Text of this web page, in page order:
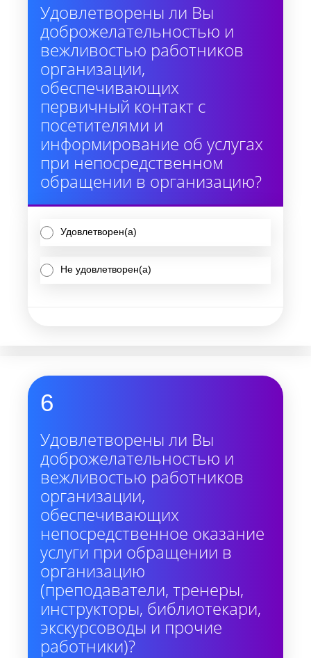
Удовлетворены ли Вы
доброжелательностью и
вежливостью работников
организации,
обеспечивающих
первичный контакт с
посетителями и
информирование об услугах
при непосредственном
обращении в организацию?
Удовлетворен(а)
Не удовлетворен(а)
6
Удовлетворены ли Вы
доброжелательностью и
вежливостью работников
организации,
обеспечивающих
непосредственное оказание
услуги при обращении в
организацию
(преподаватели, тренеры,
инструкторы, библиотекари,
экскурсоводы и прочие
работники)?